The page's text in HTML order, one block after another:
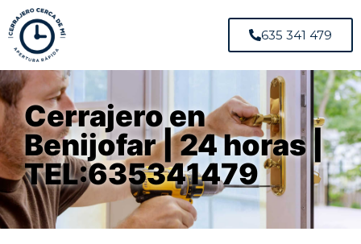
635 341 479
Cerrajero en
Benijofar | 24 horas |
TEL:635341479